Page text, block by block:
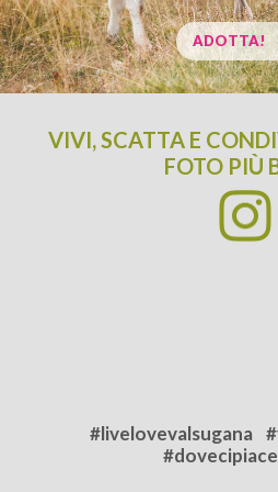
ADOTTA!
VIVI, SCATTA E
FOTO PIÙ
#livelovevalsugana